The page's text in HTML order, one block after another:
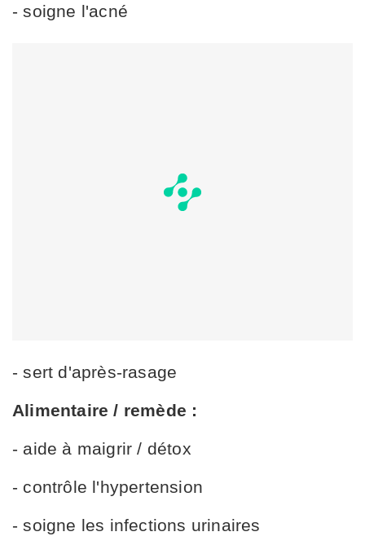
- soigne l'acné
- sert d'après-rasage
Alimentaire / remède :
- aide à maigrir / détox
- contrôle l'hypertension
- soigne les infections urinaires